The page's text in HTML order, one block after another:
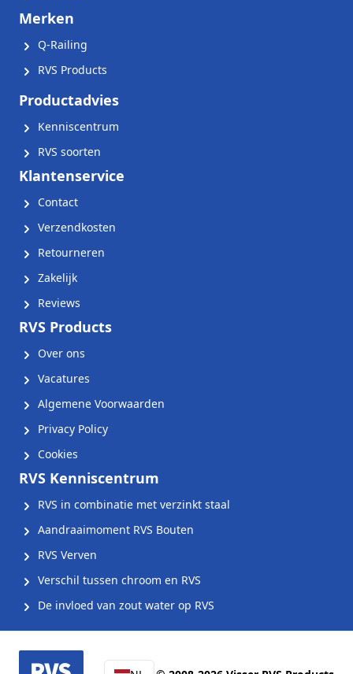
Merken
Q-Railing
RVS Products
Productadvies
Kenniscentrum
RVS soorten
Klantenservice
Contact
Verzendkosten
Retourneren
Zakelijk
Reviews
RVS Products
Over ons
Vacatures
Algemene Voorwaarden
Privacy Policy
Cookies
RVS Kenniscentrum
RVS in combinatie met verzinkt staal
Aandraaimoment RVS Bouten
RVS Verven
Verschil tussen chroom en RVS
De invloed van zout water op RVS